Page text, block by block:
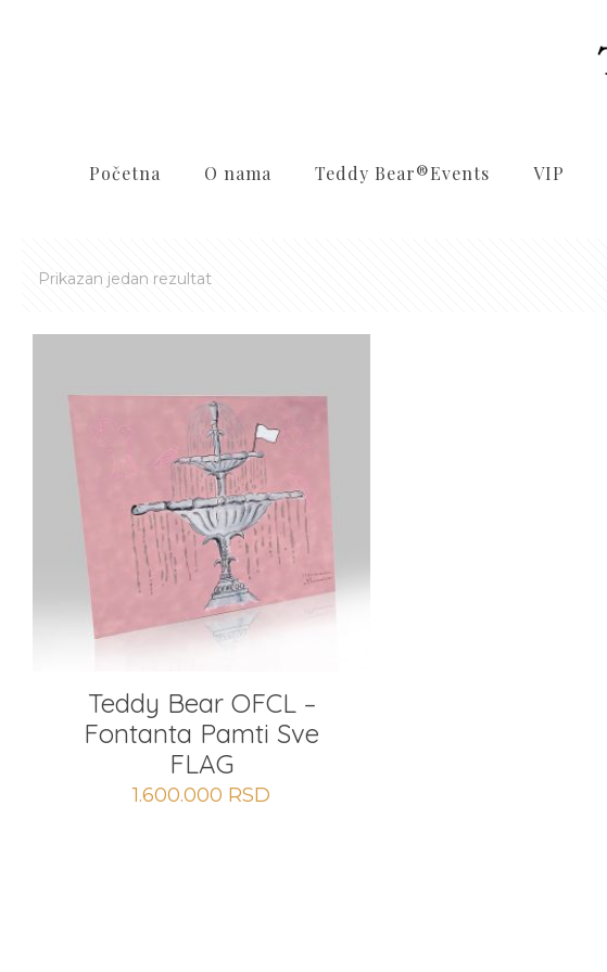
Početna O nama Teddy Bear®️Events VIP
Prikazan jedan rezultat
Teddy Bear OFCL –
Fontanta Pamti Sve
FLAG
1.600.000 RSD